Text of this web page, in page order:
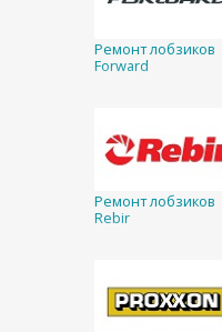
Ремонт лобзиков
Forward
Ремонт лобзиков
Rebir